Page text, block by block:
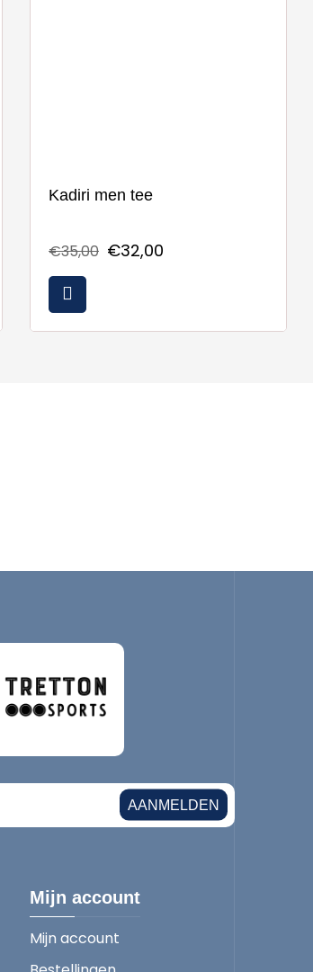
Kadiri men tee
€35,00 €32,00
AANMELDEN
Mijn account
Mijn account